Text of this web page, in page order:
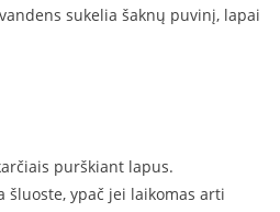
sukelia šaknų puvinį, lapai
purškiant lapus.
šluoste, ypač jei laikomas arti